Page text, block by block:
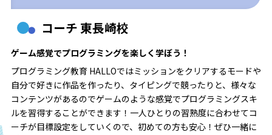
コーチ 東長崎校
ゲーム感覚でプログラミングを楽しく学ぼう！
プログラミング教育 HALLOではミッションをクリアするモードや
自分で好きに作品を作ったり、タイピングで競ったりと、様々な
コンテンツがあるのでゲームのような感覚でプログラミングスキ
ルを習得することができます！一人ひとりの習熟度に合わせてコ
ーチが目標設定をしていくので、初めての方も安心！ぜひ一緒に